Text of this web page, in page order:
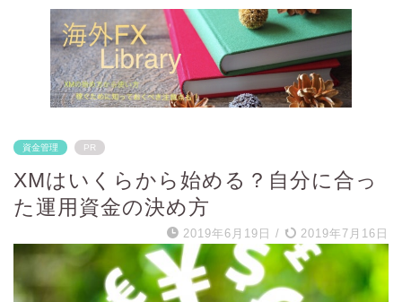
資金管理 PR
XMはいくらから始める？自分に合っ
た運用資金の決め方
2019年6月19日 / 2019年7月16日